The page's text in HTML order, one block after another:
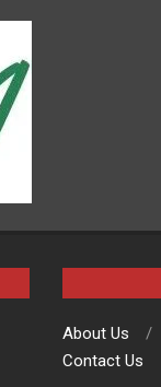
About Us
Contact Us